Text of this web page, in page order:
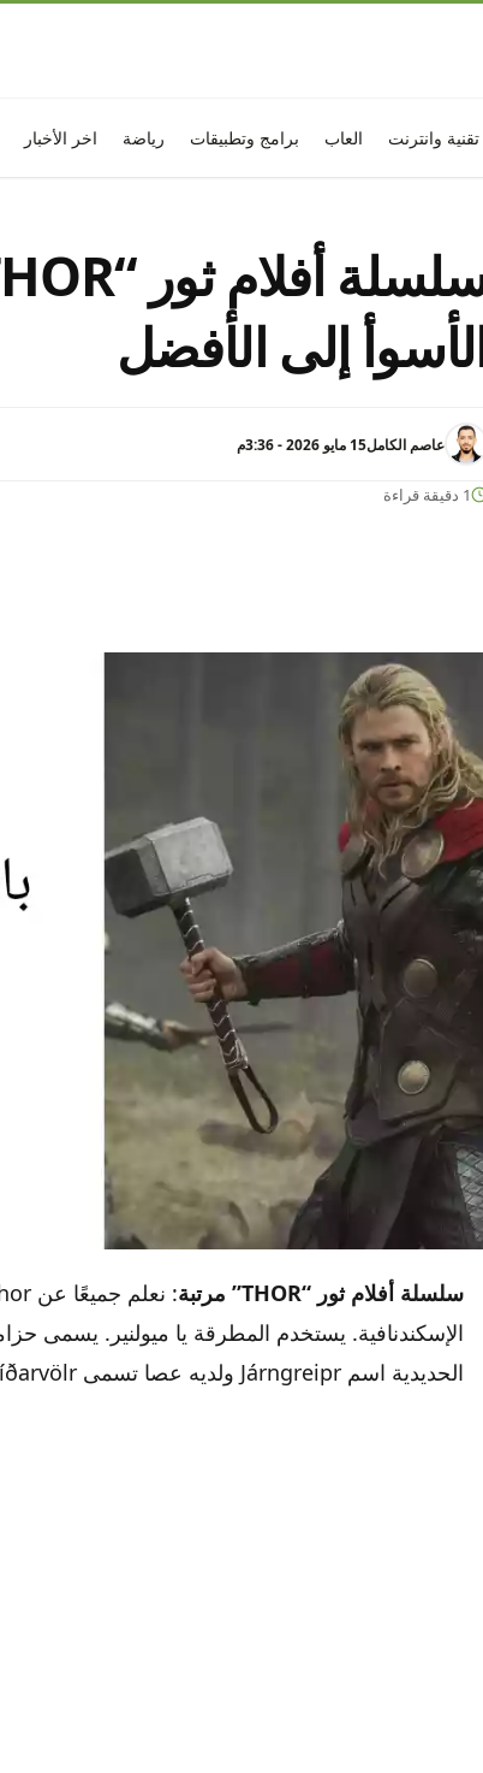
تقنية وانترنت العاب برامج وتطبيقات رياضة اخر الأخبار
إلى الأفضل
عاصم الكامل15 مايو 2026 - 3:36م
1 دقيقة قراءة
سلسلة أفلام ثور "THOR" بالترتيب من الأسوأ إلى الأفضل
سلسلة أفلام ثور “THOR” مرتبة
الحديدية اسم Járngreipr ولديه عصا تسمى Gríðarvölr. ويزعم انة ابن أودين.